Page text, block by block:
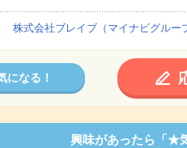
株式会社ブレイブ（マイナビグルー
になる！
興味があったら「★